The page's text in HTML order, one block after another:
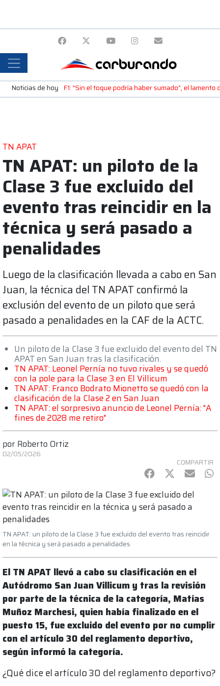
Noticias de hoy F1: "Sin el toque podría haber sumado", el
TN APAT
TN APAT: un piloto de la
Clase 3 fue excluido del
evento tras reincidir en la
técnica y será pasado a
penalidades
Luego de la clasificación llevada a cabo en San
Juan, la técnica del TN APAT confirmó la
exclusión del evento de un piloto que será
pasado a penalidades en la CAF de la ACTC.
Un piloto de la Clase 3 fue excluido del evento del TN
APAT en San Juan tras la clasificación.
TN APAT: Leonel Pernía no tuvo rivales y se quedó
con la pole para la Clase 3 en El Villicum
TN APAT: Franco Bodrato Mionetto se quedó con la
clasificación de la Clase 2 en San Juan
TN APAT: el sorpresivo anuncio de Leonel Pernía: "A
fines de 2028 me retiro"
por Roberto Ortiz
02/05/2026
COMPARTIR
Facebook
Twitter
mail
TN APAT: un piloto de la Clase 3 fue excluido del evento tras reincidir
en la técnica y será pasado a penalidades
El TN APAT llevó a cabo su clasificación en el
Autódromo San Juan Villicum y tras la revisión
por parte de la técnica de la categoría, Matías
Muñoz Marchesi, quien había finalizado en el
puesto 15, fue excluido del evento por no cumplir
con el artículo 30 del reglamento deportivo,
según informó la categoría.
¿Qué dice el artículo 30 del reglamento deportivo?